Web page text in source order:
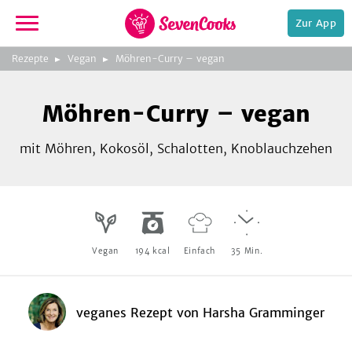
zur
Startseite
Zur App
Rezepte Vegan Möhren-Curry – vegan
Möhren-Curry – vegan
mit Möhren, Kokosöl, Schalotten, Knoblauchzehen
Vegan 194 kcal Einfach 35 Min.
veganes Rezept von Harsha Gramminger